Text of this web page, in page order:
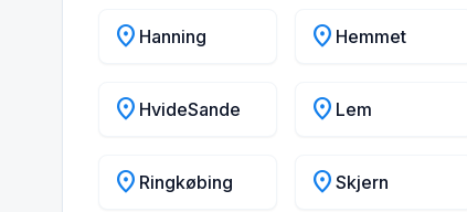
location_on Hanning location_on Hemmet
location_on HvideSande location_on Lem
location_on Ringkøbing location_onSkjern